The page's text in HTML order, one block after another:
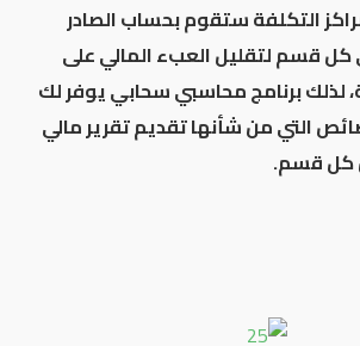
التكلفة ستقوم بحساب الصادر
كل قسم لتقليل العبء المالي على
برنامج محاسبي سحابي يوفر لك
التي من شأنها تقديم تقرير مالي
كل قسم.